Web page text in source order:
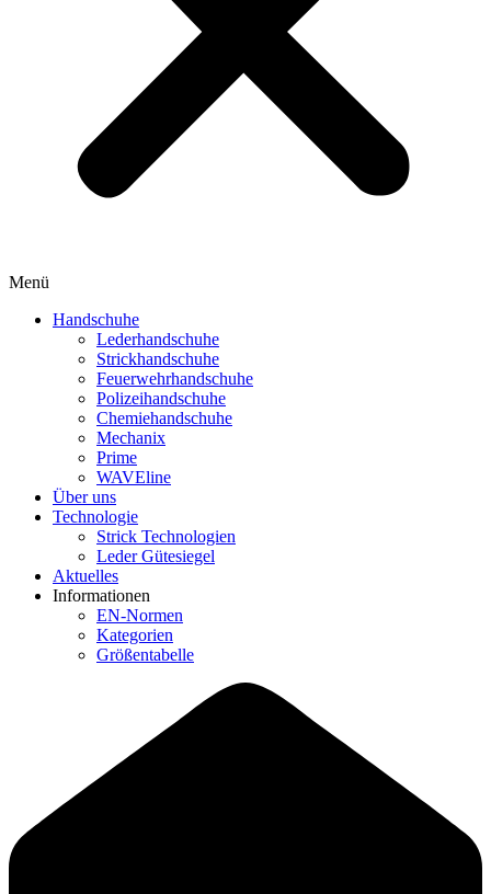
Menü
Handschuhe
Lederhandschuhe
Strickhandschuhe
Feuerwehrhandschuhe
Polizeihandschuhe
Chemiehandschuhe
Mechanix
Prime
WAVEline
Über uns
Technologie
Strick Technologien
Leder Gütesiegel
Aktuelles
Informationen
EN-Normen
Kategorien
Größentabelle